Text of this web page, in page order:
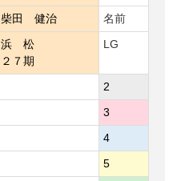
柴田 健治
名前
浜 松
２７期
LG
2
3
4
5